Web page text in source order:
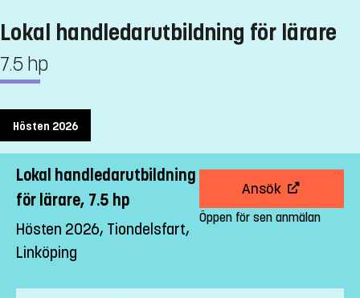
Lokal handledarutbildning för lärare
7.5 hp
Hösten 2026
Lokal handledarutbildning
för lärare, 7.5 hp
Hösten 2026, Tiondelsfart,
Linköping
Ansök
Öppen för sen anmälan